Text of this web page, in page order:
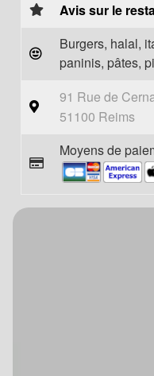
Avis sur le
Burgers, halal,
paninis, pâtes,
91 Rue de
51100 Reims
Moyens de